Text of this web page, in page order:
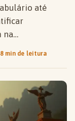
até
na…
8 min de leitura